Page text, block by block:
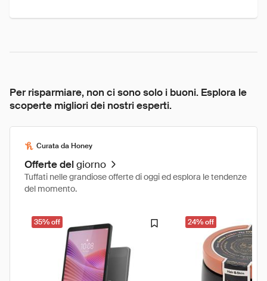
Per risparmiare, non ci sono solo i buoni. Esplora le
scoperte migliori dei nostri esperti.
Curata da Honey
Offerte delgiorno
Tuffati nelle grandiose offerte di oggi ed esplora le tendenze
del momento.
35% off 24% off